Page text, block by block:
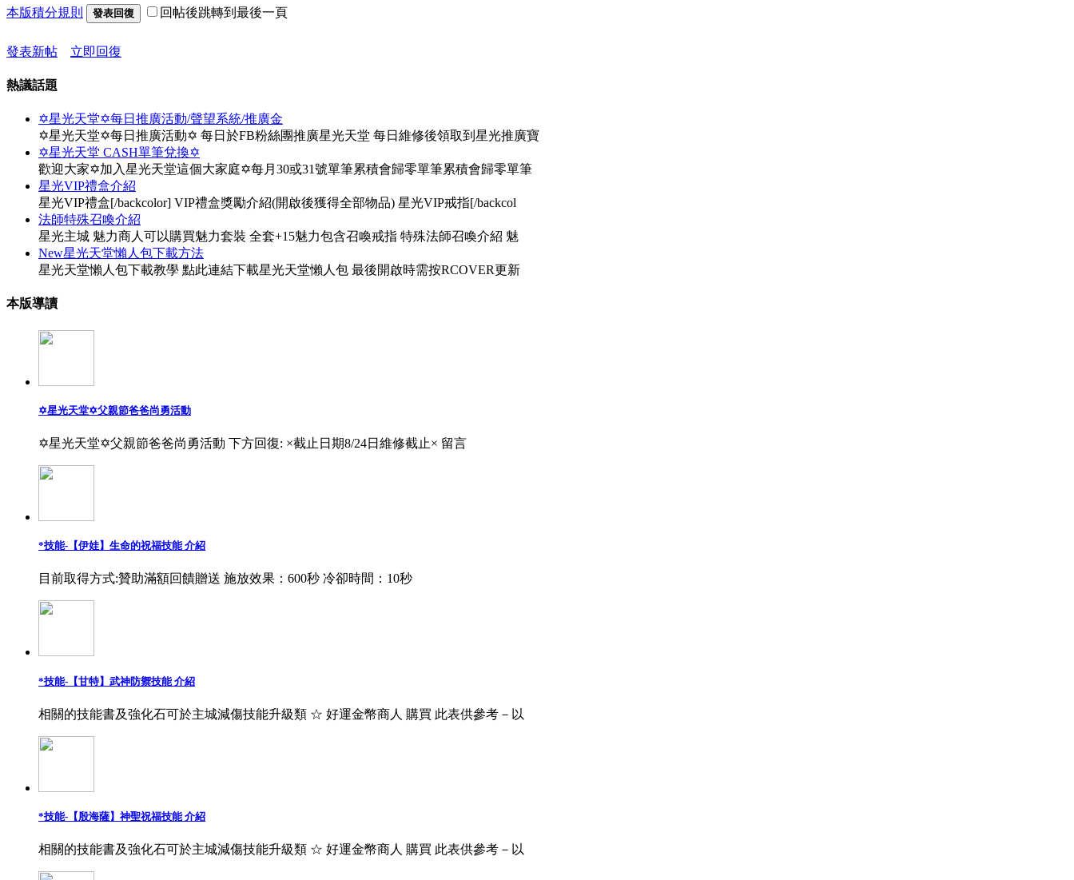
本版積分規則 發表回復 回帖後跳轉到最後一頁
發表新帖 立即回復
熱議話題
✡星光天堂✡每日推廣活動/聲望系統/推廣金
✡星光天堂✡每日推廣活動✡ 每日於FB粉絲團推廣星光天堂 每日維修後領取到星光推廣寶
✡星光天堂 CASH單筆兌換✡
歡迎大家✡加入星光天堂這個大家庭✡每月30或31號單筆累積會歸零單筆累積會歸零單筆
星光VIP禮盒介紹
星光VIP禮盒[/backcolor] VIP禮盒獎勵介紹(開啟後獲得全部物品) 星光VIP戒指[/backcol
法師特殊召喚介紹
星光主城 魅力商人可以購買魅力套裝 全套+15魅力包含召喚戒指 特殊法師召喚介紹 魅
New星光天堂懶人包下載方法
星光天堂懶人包下載教學 點此連結下載星光天堂懶人包 最後開啟時需按RCOVER更新
本版導讀
✡星光天堂✡父親節爸爸尚勇活動
✡星光天堂✡父親節爸爸尚勇活動 下方回復: ×截止日期8/24日維修截止× 留言
*技能-【伊娃】生命的祝福技能 介紹
目前取得方式:贊助滿額回饋贈送 施放效果：600秒 冷卻時間：10秒
*技能-【甘特】武神防禦技能 介紹
相關的技能書及強化石可於主城減傷技能升級類 ☆ 好運金幣商人 購買 此表供參考－以
*技能-【殷海薩】神聖祝福技能 介紹
相關的技能書及強化石可於主城減傷技能升級類 ☆ 好運金幣商人 購買 此表供參考－以